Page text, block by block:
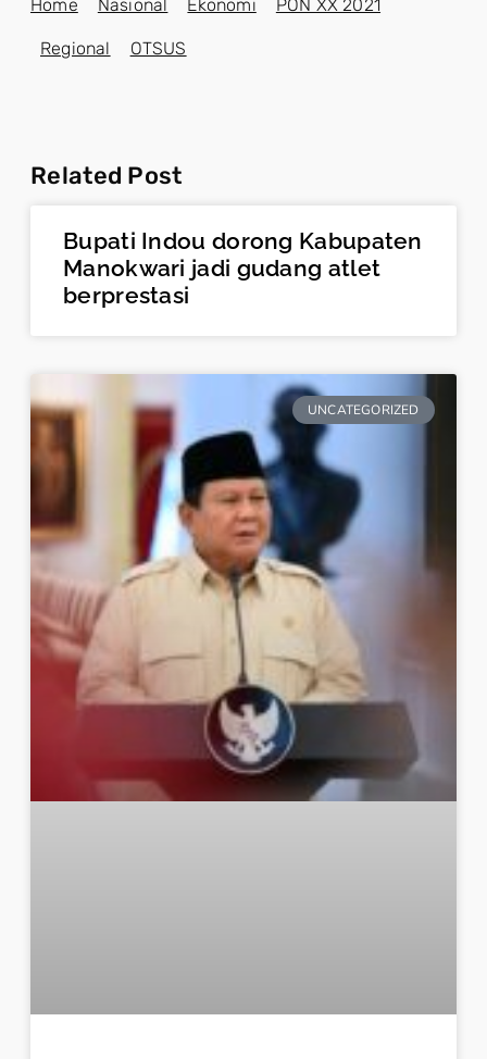
Home Nasional Ekonomi PON XX 2021
Regional OTSUS
Related Post
Bupati Indou dorong Kabupaten
Manokwari jadi gudang atlet
berprestasi
UNCATEGORIZED